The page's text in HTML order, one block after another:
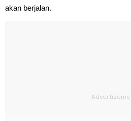
akan berjalan.